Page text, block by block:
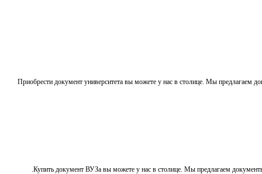
Приобрести документ университета вы можете у нас в столице. Мы предлагаем
Купить документ ВУЗа вы можете у нас в столице. Мы предлагаем